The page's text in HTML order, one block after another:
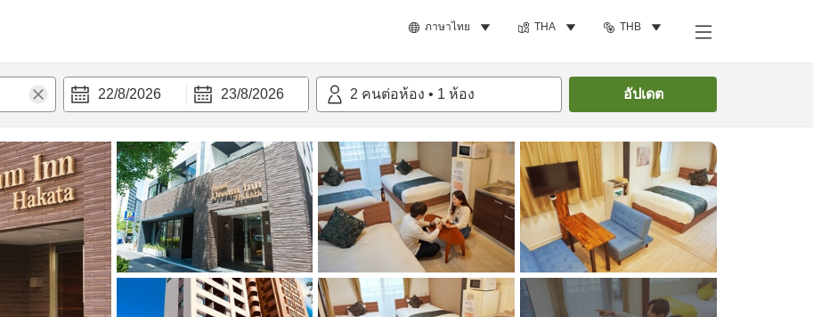
ภาษาไทย THA THB
22/8/2026 23/8/2026 2 คนต่อห้อง • 1 ห้อง อัปเดต
ามสะดวก ค้นหาห้องพัก